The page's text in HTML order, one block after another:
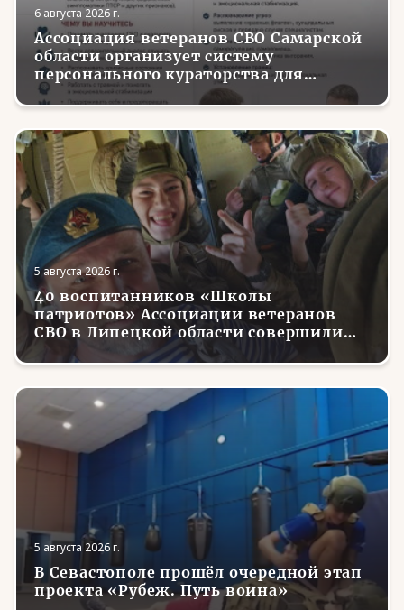
6 августа 2026 г.
Ассоциация ветеранов СВО Самарской
области организует систему
персонального кураторства для
трудоустройства и социализации
вернувшихся с фронта бойцов
5 августа 2026 г.
40 воспитанников «Школы
патриотов» Ассоциации ветеранов
СВО в Липецкой области совершили
первые парашютные прыжки
5 августа 2026 г.
В Севастополе прошёл очередной этап
проекта «Рубеж. Путь воина»